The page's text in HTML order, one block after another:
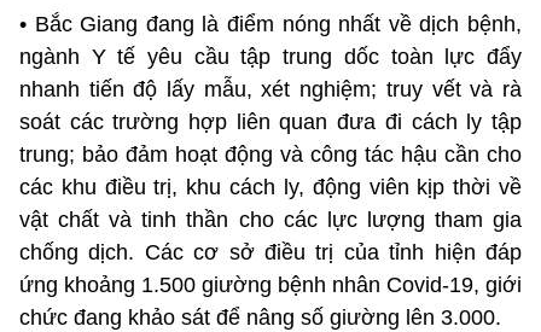
• Bắc Giang đang là điểm nóng nhất về dịch bệnh,
ngành Y tế yêu cầu tập trung dốc toàn lực đẩy
nhanh tiến độ lấy mẫu, xét nghiệm; truy vết và rà
soát các trường hợp liên quan đưa đi cách ly tập
trung; bảo đảm hoạt động và công tác hậu cần cho
các khu điều trị, khu cách ly, động viên kịp thời về
vật chất và tinh thần cho các lực lượng tham gia
chống dịch. Các cơ sở điều trị của tỉnh hiện đáp
ứng khoảng 1.500 giường bệnh nhân Covid-19, giới
chức đang khảo sát để nâng số giường lên 3.000.